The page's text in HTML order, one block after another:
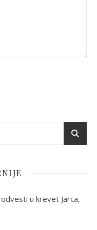
u krevet Jarca,